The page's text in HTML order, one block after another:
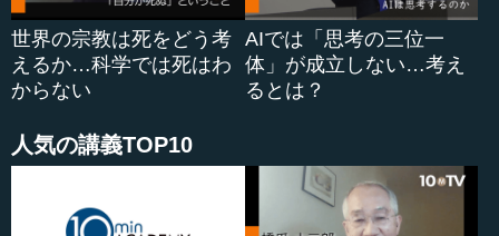
鎌田 神様は、もちろん宗教学的分類でいえば多神教とい
うことになります。ギリシア、メソポタミア、エジプト、
中国、インド、日本も含めて、多神教です。そういう意味
では、ユダヤのヘブライ神話の中にあるものが明確な一神
や物語なのです。
そういう点では、多神教神話が多数派で、ユダヤのほう
が少数派になります。
世界の宗教は死をどう考
えるか…科学では死はわ
からない
AIでは「思考の三位一
体」が成立しない…考え
るとは？
人気の講義TOP10